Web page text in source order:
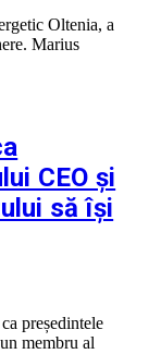
Oltenia, a
Marius
CEO și
să își
președintele
membru al